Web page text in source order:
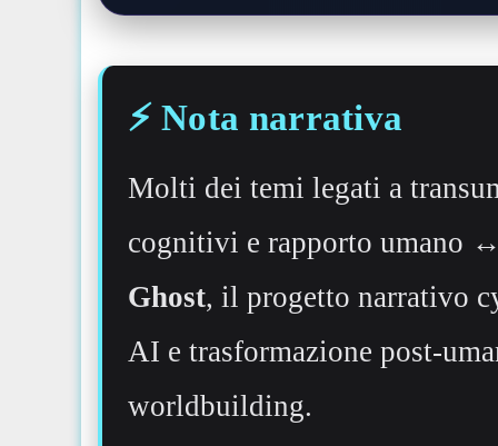
⚡️ Nota narrativa
Molti dei temi legati a
cognitivi e rapporto umano
Ghost, il progetto narrativo
AI e trasformazione post-
worldbuilding.